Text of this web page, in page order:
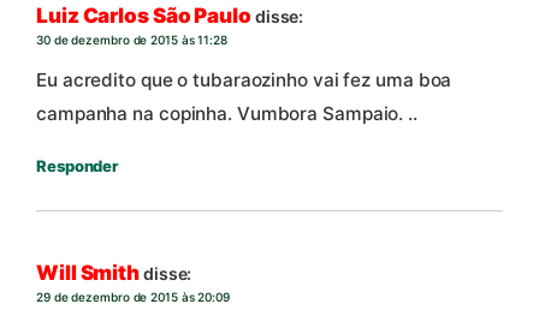
Luiz Carlos São Paulo disse:
30 de dezembro de 2015 às 11:28
Eu acredito que o tubaraozinho vai fez uma boa
campanha na copinha. Vumbora Sampaio. ..
Responder
Will Smithdisse:
29 de dezembro de 2015 às 20:09